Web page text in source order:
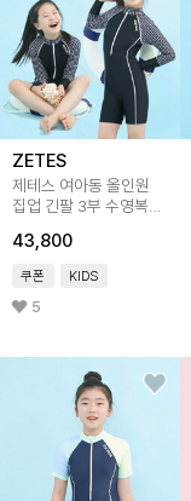
ZETES
제테스 여아동 올인원
집업 긴팔 3부 수영복
43,800
쿠폰 KIDS
5